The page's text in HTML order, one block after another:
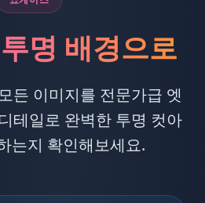
명 배경으로
든 이미지를 전문가급 엣
테일로 완벽한 투명 컷아
는지 확인해보세요.